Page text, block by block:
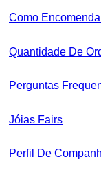
Como
Quantidade De
Perguntas
Jóias Fairs
Perfil De